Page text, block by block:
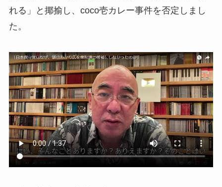
れる」と揶揄し、coco壱カレー事件を否定しまし
た。